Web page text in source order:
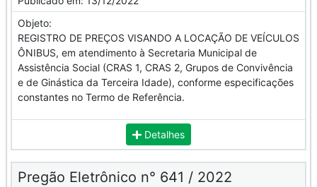
Objeto:
REGISTRO DE PREÇOS VISANDO A LOCAÇÃO DE VEÍCULOS
ÔNIBUS, em atendimento à Secretaria Municipal de
Assistência Social (CRAS 1, CRAS 2, Grupos de Convivência
e de Ginástica da Terceira Idade), conforme especificações
constantes no Termo de Referência.
Detalhes
Pregão Eletrônico n° 641 / 2022